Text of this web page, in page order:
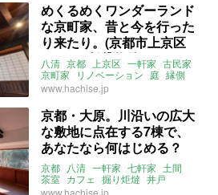
めくるめくワンダーランド
な京町家、昔と今を行った
り来たり。(京都市上京区
132㎡の賃貸物件)
八清 京都 上京区 一軒家 古民家
京町家
リノベーション 庭 縁側
土間 おくどさん
www.hachise.jp
京都・大原。川沿いの広大
な敷地に点在する7棟で、
あなたなら何はじめる？
(京都市左京区855㎡の売買
物件)
京都 八清 一軒家 七軒家 土間
茶室 カフェ 掘り炬燵 井戸
つくばい 囲炉裏
www.hachise.jp